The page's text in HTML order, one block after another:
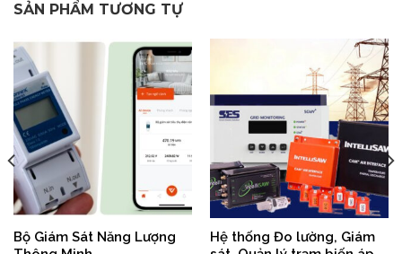
SẢN PHẨM TƯƠNG TỰ
Bộ Giám Sát Năng Lượng
Hệ thống Đo lường, Giám